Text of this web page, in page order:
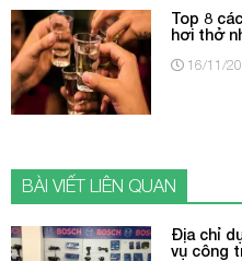
Top 8
hơi thở
16/11/
BÀI VIẾT LIÊN QUAN
Địa chỉ
vụ công